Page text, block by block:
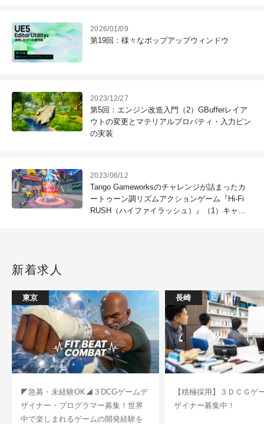
2026/01/09
第19回：様々なポップアップウィンドウ
2023/12/27
第5回：エンジン改造入門（2）GBufferレイア
ウトの変更とマテリアルプロパティ・入力ピン
の実装
2023/06/12
Tango Gameworksのチャレンジが詰まったカ
ートゥーン調リズムアクションゲーム『Hi-Fi
RUSH（ハイファイラッシュ）』（1）キャラ
新着求人
東京
◤急募・未経験OK◢３DCGゲームデ
ザイナー・プログラマー募集！世界
中で楽しまれるゲームの開発経験を
長崎
【積極採用】３ＤＣＧゲ
ザイナー募集中！